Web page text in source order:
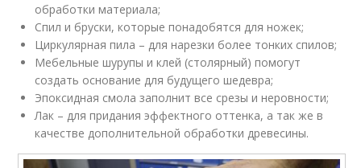
обработки материала;
Спил и бруски, которые понадобятся для ножек;
Циркулярная пила – для нарезки более тонких спилов;
Мебельные шурупы и клей (столярный) помогут
создать основание для будущего шедевра;
Эпоксидная смола заполнит все срезы и неровности;
Лак – для придания эффектного оттенка, а так же в
качестве дополнительной обработки древесины.